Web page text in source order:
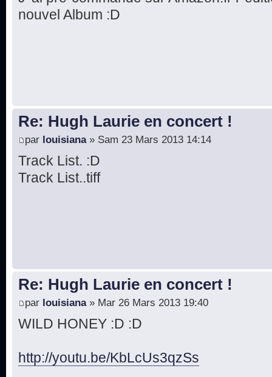
nouvel Album :D
Re: Hugh Laurie en concert !
par louisiana» Sam 23 Mars 2013 14:14
Track List. :D
Track List..tiff
Re: Hugh Laurie en concert !
par louisiana» Mar 26 Mars 2013 19:40
WILD HONEY :D :D
http://youtu.be/KbLcUs3qzSs